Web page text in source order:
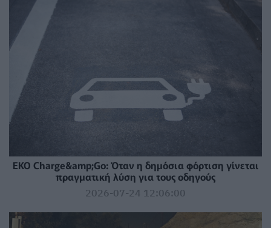
EKO Charge&amp;Go: Όταν η δημόσια φόρτιση γίνεται
πραγματική λύση για τους οδηγούς
2026-07-24 12:06:00